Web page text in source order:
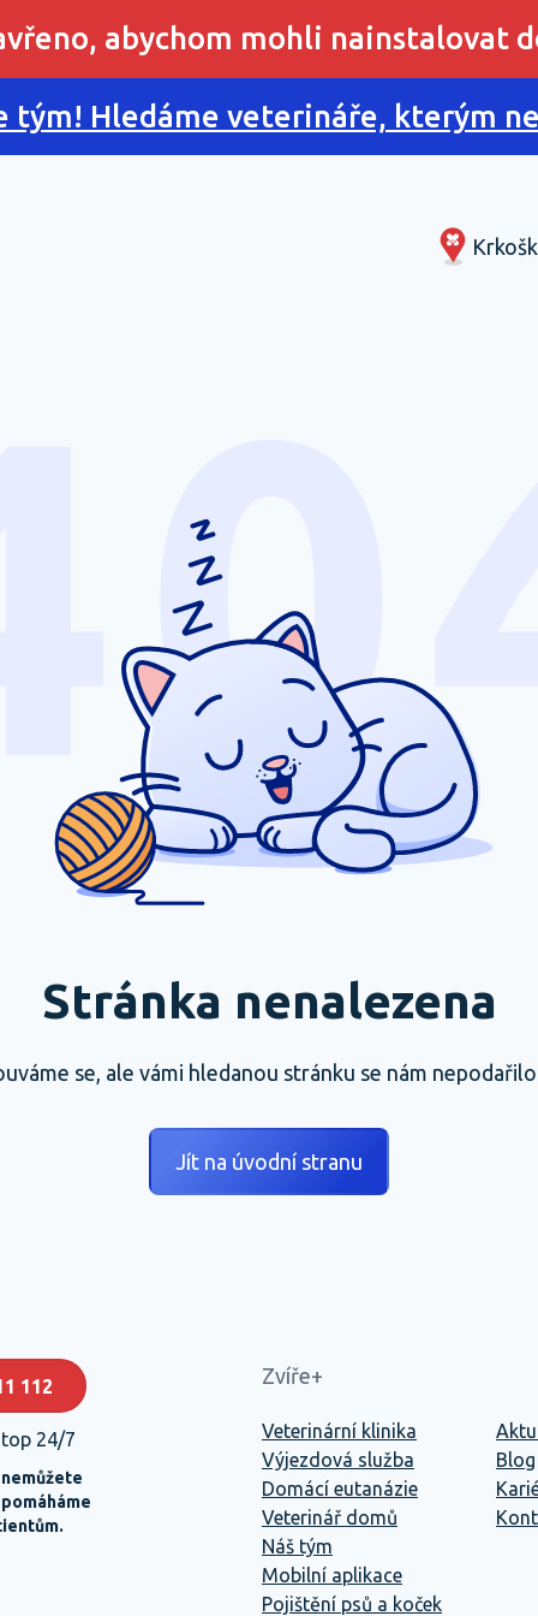
abychom mohli nainstalovat
tým! Hledáme veterináře, kterým
Stránka nenalezena
se, ale vámi hledanou stránku se nám
Jít na úvodní stranu
112
24/7
Zvíře+
Veterinární klinika
Výjezdová služba
Domácí eutanázie
Veterinář domů
Náš tým
Mobilní aplikace
Pojištění psů a koček
Blog